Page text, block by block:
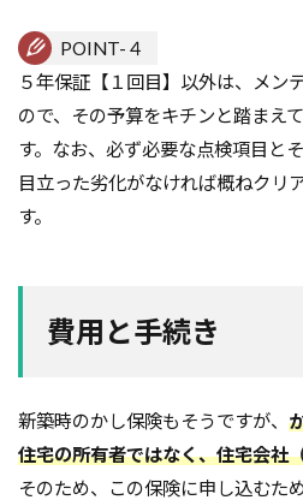
POINT-４
５年保証【１回目】以外は、メン
ので、その予算をキチンと踏まえ
す。なお、必ず必要な点検項目と
目立った劣化がなければ概ねクリ
す。
費用と手続き
新築時のかし保険もそうですが、
住宅の所有者ではなく、住宅会社
そのため、この保険に申し込むた